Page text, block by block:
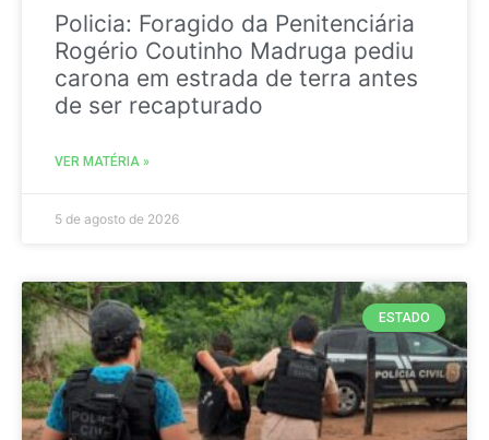
Policia: Foragido da Penitenciária
Rogério Coutinho Madruga pediu
carona em estrada de terra antes
de ser recapturado
VER MATÉRIA »
5 de agosto de 2026
ESTADO